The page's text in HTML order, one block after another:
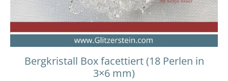
Bergkristall Box facettiert (18 Perlen in
3×6 mm)